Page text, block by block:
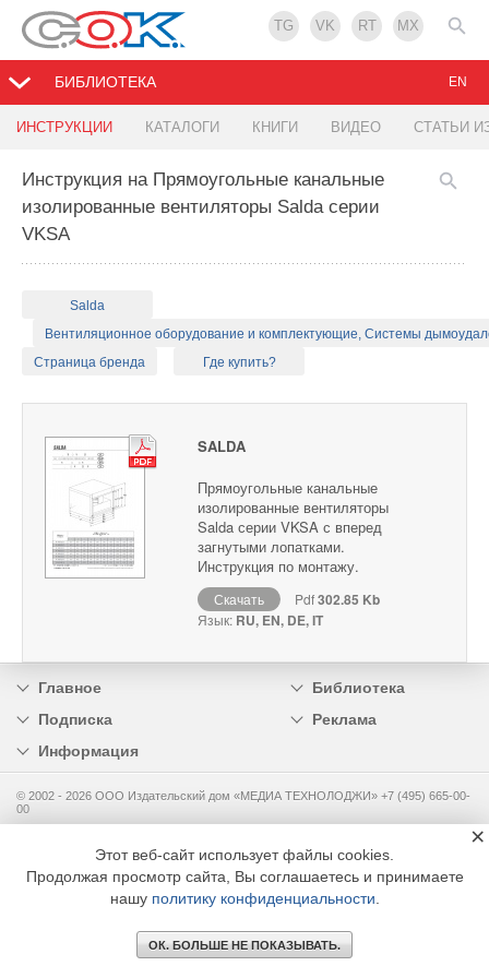
TG VK RT MX
БИБЛИОТЕКА
ИНСТРУКЦИИ КАТАЛОГИ КНИГИ ВИДЕО СТАТЬИ
EN
Инструкция на Прямоугольные канальные
изолированные вентиляторы Salda серии
VKSA
Salda
Вентиляционное оборудование и комплектующие, Системы
Страница бренда
Где купить?
SALDA
Прямоугольные канальные
изолированные вентиляторы
Salda серии VKSA с вперед
загнутыми лопатками.
Инструкция по монтажу.
Скачать Pdf302.85 Kb
Язык: RU, EN, DE, IT
Главное
Библиотека
Подписка
Реклама
Информация
© 2002 - 2026 OOO Издательский дом «МЕДИА ТЕХНОЛОДЖИ» +7 (495) 665-00-
00
Этот веб-сайт использует файлы cookies.
Продолжая просмотр сайта, Вы соглашаетесь и принимаете
нашу политику конфиденциальности
ОК. БОЛЬШЕ НЕ ПОКАЗЫВАТЬ.
×